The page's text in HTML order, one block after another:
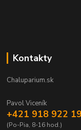
Kontakty
Chaluparium.sk
Pavol Viceník
+421 918 922
(Po-Pia, 8-16 hod.)